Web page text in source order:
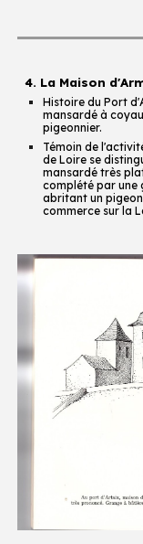
4. La Maison
Histoire du Port
mansardé à
pigeonnier.
Témoin de
de Loire se
mansardé très
complété par une
abritant un
commerce sur la